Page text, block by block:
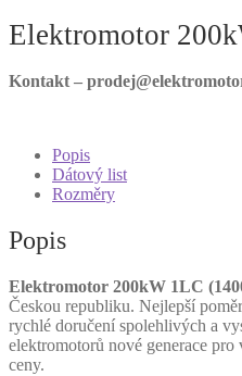
Elektromotor
Kontakt –
Popis
Dátový list
Rozměry
Popis
Elektromotor 200kW 1LC
Českou republiku. Nejlepší
rychlé doručení spolehlivých a
elektromotorů nové generace
ceny.